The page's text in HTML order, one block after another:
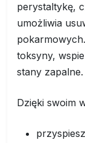
perystaltykę,
umożliwia
toksyny,
stany zapalne.
Dzięki swoim